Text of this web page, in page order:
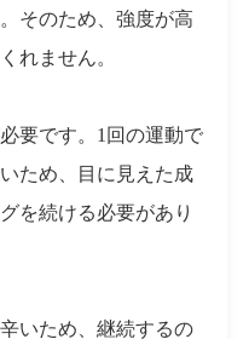
そのため、強度が高
れません。
要です。1回の運動で
ため、目に見えた成
を続ける必要があり
いため、継続するの